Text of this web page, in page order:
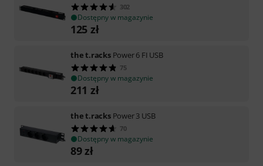
302
Dostępny w magazynie
125 zł
the t.racks Power 6 FI USB
75
Dostępny w magazynie
211 zł
the t.racks Power 3 USB
70
Dostępny w magazynie
89zł